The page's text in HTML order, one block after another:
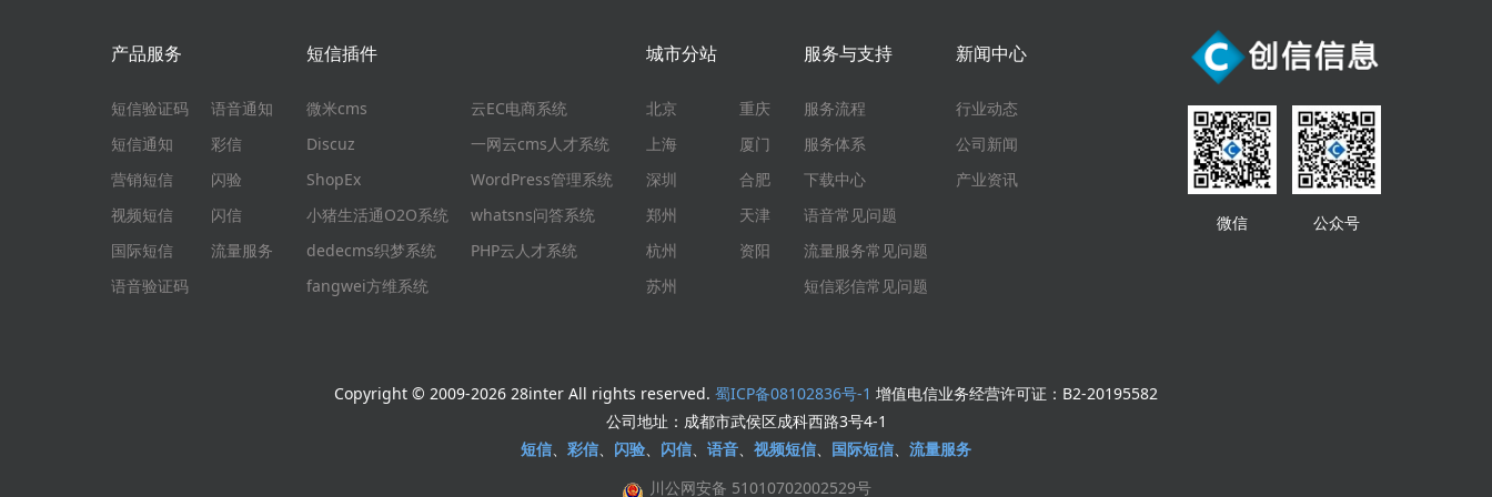
产品服务
短信验证码
短信通知
营销短信
视频短信
国际短信
语音验证码
语音通知
彩信
闪验
闪信
流量服务
短信插件
微米cms
Discuz
ShopEx
小猪生活通O2O系统
dedecms织梦系统
fangwei方维系统
云EC电商系统
一网云cms人才系统
WordPress管理系统
whatsns问答系统
PHP云人才系统
城市分站
北京
上海
深圳
郑州
杭州
苏州
重庆
厦门
合肥
天津
资阳
服务与支持
服务流程
服务体系
下载中心
语音常见问题
流量服务常见问题
短信彩信常见问题
新闻中心
行业动态
公司新闻
产业资讯
微信 公众号
Copyright © 2009-2026 28inter All rights reserved. 蜀ICP备08102836号-1 增值电信业务经营许可证：B2-20195582
公司地址：成都市武侯区成科西路3号4-1
短信、 彩信、 闪验、 闪信、 语音、 视频短信、 国际短信、 流量服务
川公网安备 51010702002529号